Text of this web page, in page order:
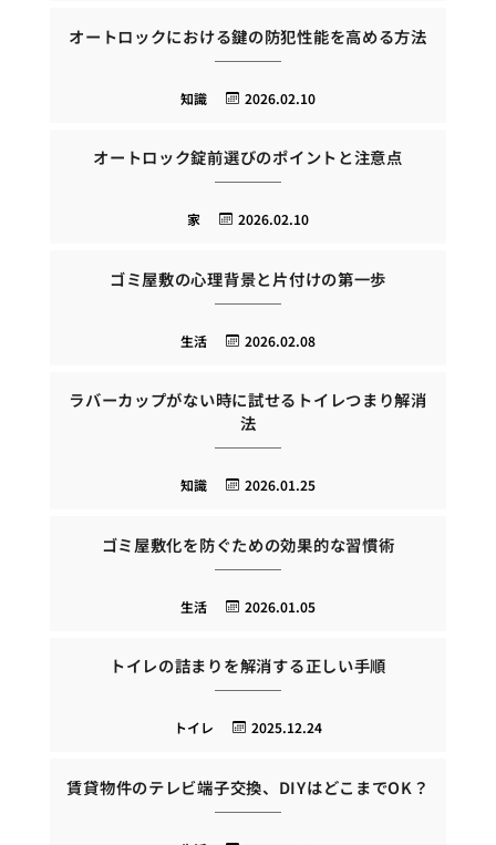
オートロックにおける鍵の防犯性能を高める方法
2026.02.10
知識
オートロック錠前選びのポイントと注意点
2026.02.10
家
ゴミ屋敷の心理背景と片付けの第一歩
2026.02.08
生活
ラバーカップがない時に試せるトイレつまり解消
法
2026.01.25
知識
ゴミ屋敷化を防ぐための効果的な習慣術
2026.01.05
生活
トイレの詰まりを解消する正しい手順
2025.12.24
トイレ
賃貸物件のテレビ端子交換、DIYはどこまでOK？